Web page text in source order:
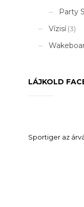
Party
Vízisí (3)
LÁJKOLD
Sportiger az